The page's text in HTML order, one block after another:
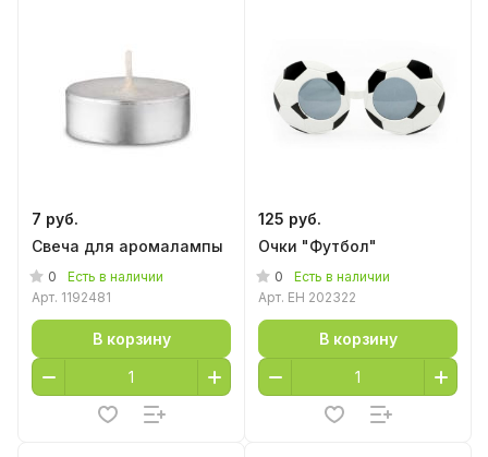
7 руб.
Свеча для аромалампы
0
Есть в наличии
Арт. 1192481
В корзину
125 руб.
Очки "Футбол"
0
Есть в наличии
Арт. EH 202322
В корзину